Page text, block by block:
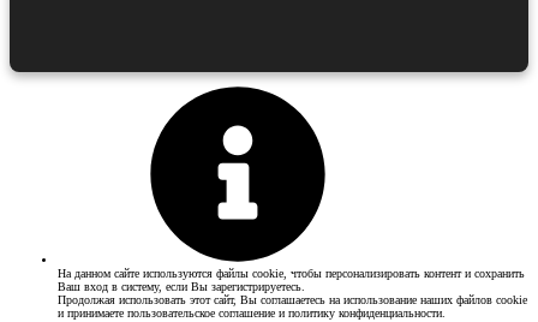
На данном сайте используются файлы cookie, чтобы персонализировать контент и сохранить
Ваш вход в систему, если Вы зарегистрируетесь.
Продолжая использовать этот сайт, Вы соглашаетесь на использование наших файлов cookie
и принимаете пользовательское соглашение и политику конфиденциальности.